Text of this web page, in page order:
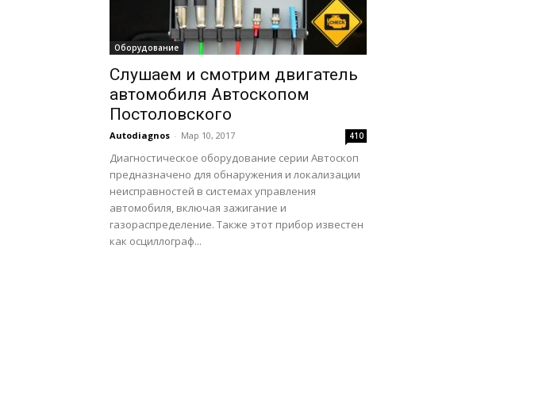
Оборудование
Слушаем и смотрим двигатель
автомобиля Автоскопом
Постоловского
Autodiagnos - Мар 10, 2017 410
Диагностическое оборудование серии Автоскоп
предназначено для обнаружения и локализации
неисправностей в системах управления
автомобиля, включая зажигание и
газораспределение. Также этот прибор известен
как осциллограф...